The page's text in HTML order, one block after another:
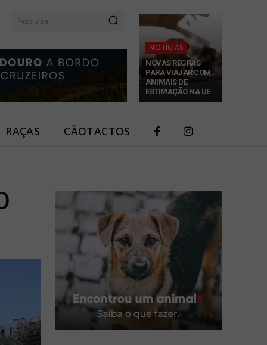
Pesquisa
NOTÍCIAS
NOVAS REGRAS
PARA VIAJAR COM
ANIMAIS DE
ESTIMAÇÃO NA UE
RAÇAS CÃOTACTOS